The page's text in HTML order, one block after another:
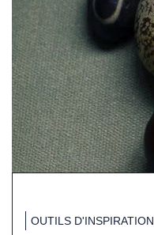
OUTILS D'INSPIRATION